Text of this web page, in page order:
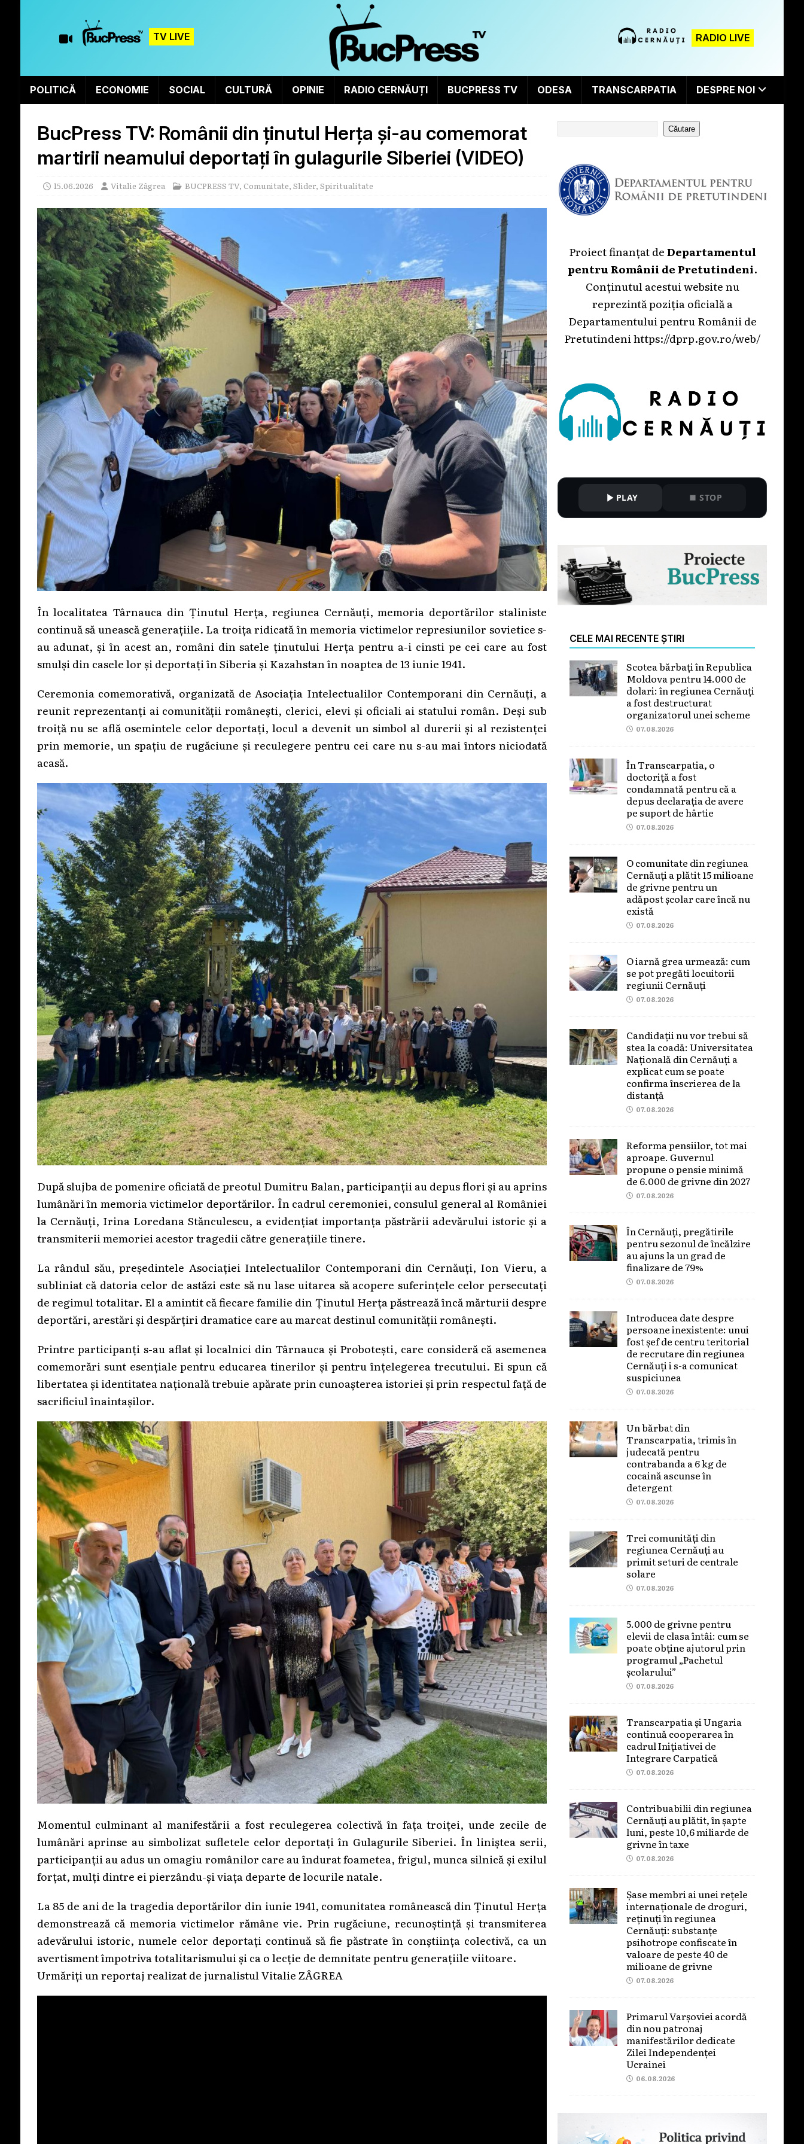
TV LIVE RADIO LIVE
POLITICĂ ECONOMIE SOCIAL CULTURĂ OPINIE RADIO CERNĂUȚI BUCPRESS TV ODESA TRANSCARPATIA DESPRE NOI
BucPress TV: Românii din ținutul Herța și-au comemorat
martirii neamului deportați în gulagurile Siberiei (VIDEO)
15.06.2026 Vitalie Zâgrea BUCPRESS TV, Comunitate, Slider, Spiritualitate
În localitatea Târnauca din Ținutul Herța, regiunea Cernăuți, memoria deportărilor staliniste
continuă să unească generațiile. La troița ridicată în memoria victimelor represiunilor sovietice s-
au adunat, și în acest an, români din satele ținutului Herța pentru a-i cinsti pe cei care au fost
smulși din casele lor și deportați în Siberia și Kazahstan în noaptea de 13 iunie 1941.
Ceremonia comemorativă, organizată de Asociația Intelectualilor Contemporani din Cernăuți, a
reunit reprezentanți ai comunității românești, clerici, elevi și oficiali ai statului român. Deși sub
troiță nu se află osemintele celor deportați, locul a devenit un simbol al durerii și al rezistenței
prin memorie, un spațiu de rugăciune și reculegere pentru cei care nu s-au mai întors niciodată
acasă.
După slujba de pomenire oficiată de preotul Dumitru Balan, participanții au depus flori și au aprins
lumânări în memoria victimelor deportărilor. În cadrul ceremoniei, consulul general al României
la Cernăuți, Irina Loredana Stănculescu, a evidențiat importanța păstrării adevărului istoric și a
transmiterii memoriei acestor tragedii către generațiile tinere.
La rândul său, președintele Asociației Intelectualilor Contemporani din Cernăuți, Ion Vieru, a
subliniat că datoria celor de astăzi este să nu lase uitarea să acopere suferințele celor persecutați
de regimul totalitar. El a amintit că fiecare familie din Ținutul Herța păstrează încă mărturii despre
deportări, arestări și despărțiri dramatice care au marcat destinul comunității românești.
Printre participanți s-au aflat și localnici din Târnauca și Probotești, care consideră că asemenea
comemorări sunt esențiale pentru educarea tinerilor și pentru înțelegerea trecutului. Ei spun că
libertatea și identitatea națională trebuie apărate prin cunoașterea istoriei și prin respectul față de
sacrificiul înaintașilor.
Momentul culminant al manifestării a fost reculegerea colectivă în fața troiței, unde zecile de
lumânări aprinse au simbolizat sufletele celor deportați în Gulagurile Siberiei. În liniștea serii,
participanții au adus un omagiu românilor care au îndurat foametea, frigul, munca silnică și exilul
forțat, mulți dintre ei pierzându-și viața departe de locurile natale.
La 85 de ani de la tragedia deportărilor din iunie 1941, comunitatea românească din Ținutul Herța
demonstrează că memoria victimelor rămâne vie. Prin rugăciune, recunoștință și transmiterea
adevărului istoric, numele celor deportați continuă să fie păstrate în conștiința colectivă, ca un
avertisment împotriva totalitarismului și ca o lecție de demnitate pentru generațiile viitoare.
Urmăriți un reportaj realizat de jurnalistul Vitalie ZÂGREA
Căutare
Proiect finanțat deDepartamentul
pentru Românii de Pretutindeni.
Conținutul acestui website nu
reprezintă poziția oficială a
Departamentului pentru Românii de
Pretutindenihttps://dprp.gov.ro/web/
PLAY STOP
CELE MAI RECENTE ȘTIRI
Scotea bărbați în Republica
Moldova pentru 14.000 de
dolari: în regiunea Cernăuți
a fost destructurat
organizatorul unei scheme
07.08.2026
În Transcarpatia, o
doctoriță a fost
condamnată pentru că a
depus declarația de avere
pe suport de hârtie
07.08.2026
O comunitate din regiunea
Cernăuți a plătit 15 milioane
de grivne pentru un
adăpost școlar care încă nu
există
07.08.2026
O iarnă grea urmează: cum
se pot pregăti locuitorii
regiunii Cernăuți
07.08.2026
Candidații nu vor trebui să
stea la coadă: Universitatea
Națională din Cernăuți a
explicat cum se poate
confirma înscrierea de la
distanță
07.08.2026
Reforma pensiilor, tot mai
aproape. Guvernul
propune o pensie minimă
de 6.000 de grivne din 2027
07.08.2026
În Cernăuți, pregătirile
pentru sezonul de încălzire
au ajuns la un grad de
finalizare de 79%
07.08.2026
Introducea date despre
persoane inexistente: unui
fost șef de centru teritorial
de recrutare din regiunea
Cernăuți i s-a comunicat
suspiciunea
07.08.2026
Un bărbat din
Transcarpatia, trimis în
judecată pentru
contrabanda a 6 kg de
cocaină ascunse în
detergent
07.08.2026
Trei comunități din
regiunea Cernăuți au
primit seturi de centrale
solare
07.08.2026
5.000 de grivne pentru
elevii de clasa întâi: cum se
poate obține ajutorul prin
programul „Pachetul
școlarului”
07.08.2026
Transcarpatia și Ungaria
continuă cooperarea în
cadrul Inițiativei de
Integrare Carpatică
07.08.2026
Contribuabilii din regiunea
Cernăuți au plătit, în șapte
luni, peste 10,6 miliarde de
grivne în taxe
07.08.2026
Șase membri ai unei rețele
internaționale de droguri,
reținuți în regiunea
Cernăuți: substanțe
psihotrope confiscate în
valoare de peste 40 de
milioane de grivne
07.08.2026
Primarul Varșoviei acordă
din nou patronaj
manifestărilor dedicate
Zilei Independenței
Ucrainei
06.08.2026